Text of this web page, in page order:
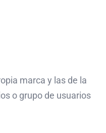
marca y las de la
o grupo de usuarios